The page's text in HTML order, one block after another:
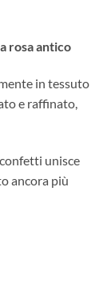
rosa antico
in tessuto
e raffinato,
unisce
ancora più